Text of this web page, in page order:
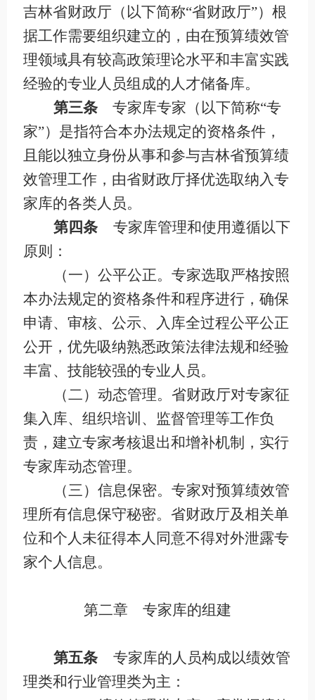
吉林省财政厅（以下简称“省财政厅”）根
据工作需要组织建立的，由在预算绩效管
理领域具有较高政策理论水平和丰富实践
经验的专业人员组成的人才储备库。
第三条专家库专家（以下简称“专
家”）是指符合本办法规定的资格条件，
且能以独立身份从事和参与吉林省预算绩
效管理工作，由省财政厅择优选取纳入专
家库的各类人员。
第四条
专家库管理和使用遵循以下
原则：
（一）公平公正。专家选取严格按照
本办法规定的资格条件和程序进行，确保
申请、审核、公示、入库全过程公平公正
公开，优先吸纳熟悉政策法律法规和经验
丰富、技能较强的专业人员。
（二）动态管理。省财政厅对专家征
集入库、组织培训、监督管理等工作负
责，建立专家考核退出和增补机制，实行
专家库动态管理。
（三）信息保密。专家对预算绩效管
理所有信息保守秘密。省财政厅及相关单
位和个人未征得本人同意不得对外泄露专
家个人信息。
第二章 专家库的组建
第五条
专家库的人员构成以绩效管
理类和行业管理类为主：